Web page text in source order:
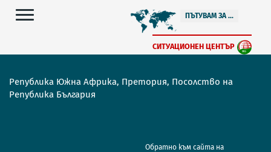
ПЪТУВАМ ЗА ...
СИТУАЦИОНЕН ЦЕНТЪР
Република Южна Африка, Претория, Посолство на
Република България
Обратно към сайта на